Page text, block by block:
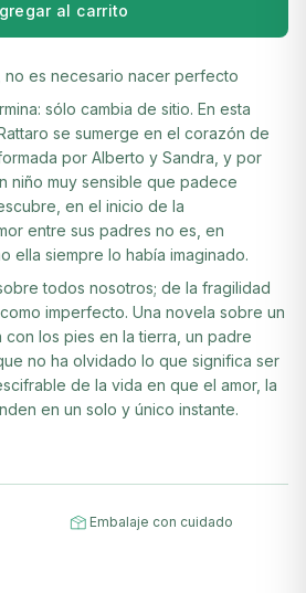
al carrito
no es necesario nacer perfecto
sólo cambia de sitio. En esta
se sumerge en el corazón de
por Alberto y Sandra, y por
niño muy sensible que padece
en el inicio de la
entre sus padres no es, en
ella siempre lo había imaginado.
todos nosotros; de la fragilidad
imperfecto. Una novela sobre un
los pies en la tierra, un padre
no ha olvidado lo que significa ser
de la vida en que el amor, la
en un solo y único instante.
Embalaje con cuidado